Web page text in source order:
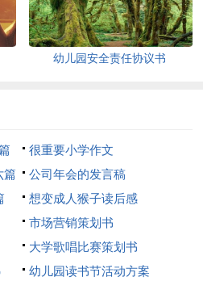
幼儿园安全责任协议书
很重要小学作文
篇
公司年会的发言稿
想变成人猴子读后感
市场营销策划书
大学歌唱比赛策划书
幼儿园读书节活动方案